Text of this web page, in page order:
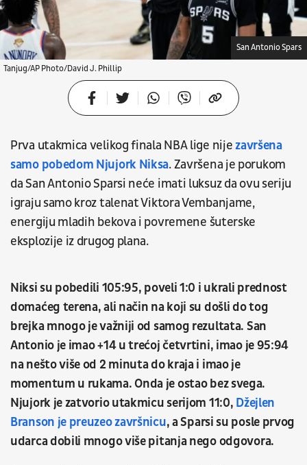
Tanjug/AP Photo/David J. Phillip
San Antonio Spars
Prva utakmica velikog finala NBA lige nijezavršena
samo pobedom Njujork Niksa. Završena je porukom
da San Antonio Sparsi neće imati luksuz da ovu seriju
igraju samo kroz talenat Viktora Vembanjame,
energiju mladih bekova i povremene šuterske
eksplozije iz drugog plana.
Niksi su pobedili 105:95, poveli 1:0 i ukrali prednost
domaćeg terena, ali način na koji su došli do tog
brejka mnogo je važniji od samog rezultata. San
Antonio je imao +14 u trećoj četvrtini, imao je 95:94
na nešto više od 2 minuta do kraja i imao je
momentum u rukama. Onda je ostao bez svega.
Njujork je zatvorio utakmicu serijom 11:0, Džejlen
Branson je preuzeo završnicu, a Sparsi su posle prvog
udarca dobili mnogo više pitanja nego odgovora.